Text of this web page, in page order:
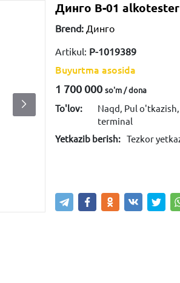
Динго В-01
Brend: Динго
Artikul: P-1019389
Buyurtma asosida
1 700 000 so'm / dona
To'lov:
Naqd, Pul o'tkazish,
terminal
Yetkazib berish:
Tezkor